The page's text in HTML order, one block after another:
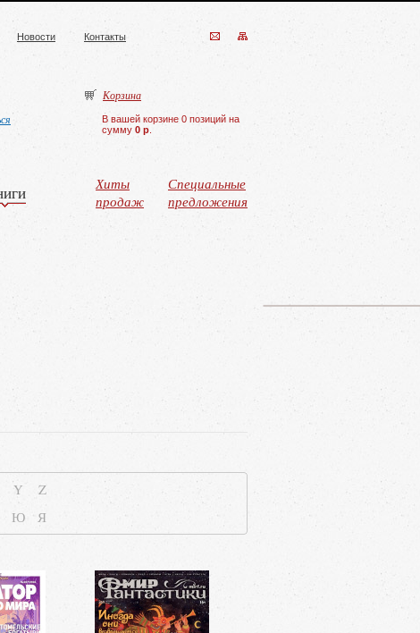
Новости Контакты
Корзина
В вашей корзине 0 позиций на
сумму 0 р
Хиты
продаж
Специальные
предложения
Y
Z
Ю Я